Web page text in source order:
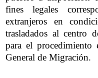
fines legales
extranjeros en
trasladados al centro
para el procedimiento
General de Migración.